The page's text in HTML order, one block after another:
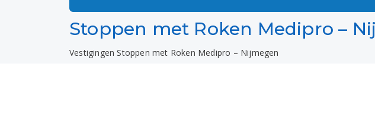
Stoppen met Roken Medipro –
Vestigingen Stoppen met Roken Medipro – Nijmegen